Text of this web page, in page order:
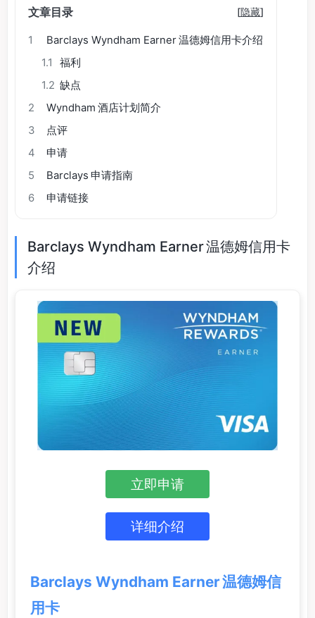
文章目录 [隐藏]
1
Barclays Wyndham Earner 温德姆信用卡介绍
1.1
福利
1.2 缺点
2
Wyndham 酒店计划简介
3
点评
4
申请
5
Barclays 申请指南
6
申请链接
Barclays Wyndham Earner 温德姆信用卡
介绍
立即申请
详细介绍
Barclays Wyndham Earner 温德姆信
用卡